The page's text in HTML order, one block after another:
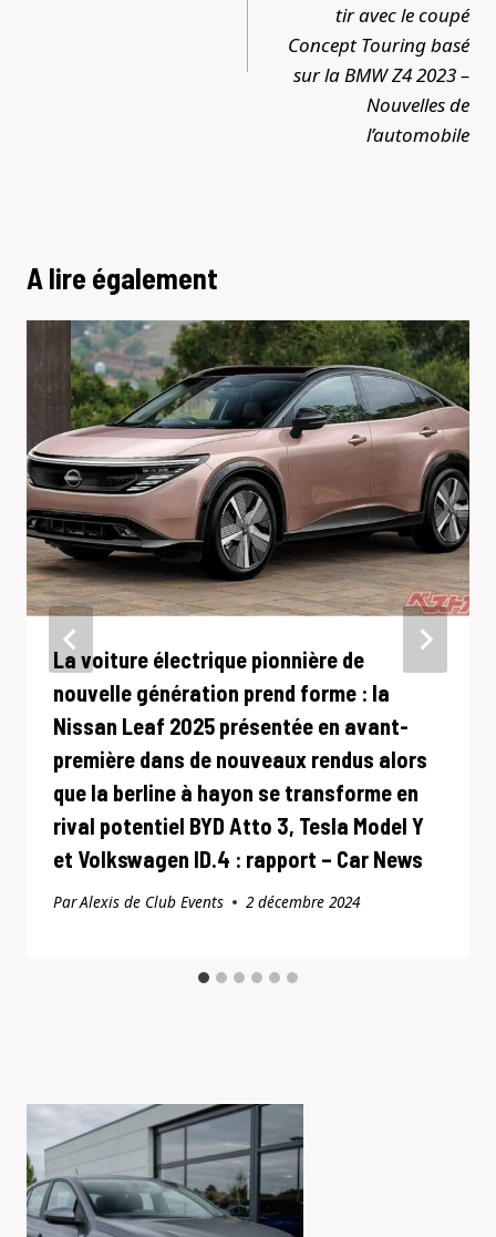
tir avec le coupé
Concept Touring basé
sur la BMW Z4 2023 –
Nouvelles de
l’automobile
A lire également
La voiture électrique pionnière de
nouvelle génération prend forme : la
Nissan Leaf 2025 présentée en avant-
première dans de nouveaux rendus alors
que la berline à hayon se transforme en
rival potentiel BYD Atto 3, Tesla Model Y
et Volkswagen ID.4 : rapport – Car News
ParAlexis de Club Events 2 décembre 2024